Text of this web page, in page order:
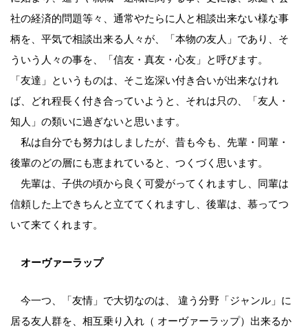
社の経済的問題等々、通常やたらに人と相談出来ない様な事
柄を、平気で相談出来る人々が、「本物の友人」であり、そ
ういう人々の事を、「信友・真友・心友」と呼びます。
「友達」というものは、そこ迄深い付き合いが出来なけれ
ば、どれ程長く付き合っていようと、それは只の、「友人・
知人」の類いに過ぎないと思います。
私は自分でも努力はしましたが、昔も今も、先輩・同輩・
後輩のどの層にも恵まれていると、つくづく思います。
先輩は、子供の頃から良く可愛がってくれますし、同輩は
信頼した上できちんと立ててくれますし、後輩は、慕ってつ
いて来てくれます。
オーヴァーラップ
今一つ、「友情」で大切なのは、 違う分野「ジャンル」に
居る友人群を、相互乗り入れ（ オーヴァーラップ）出来るか